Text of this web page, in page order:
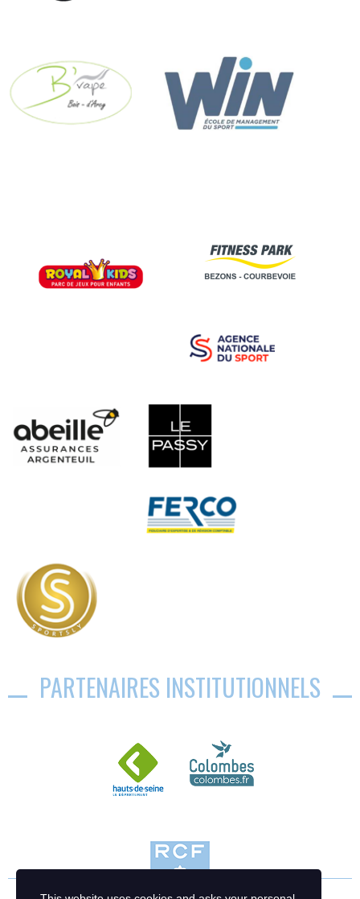
PARTENAIRES INSTITUTIONNELS